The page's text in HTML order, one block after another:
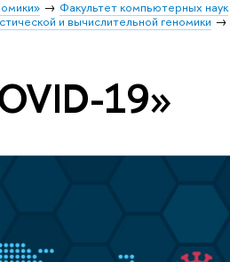
Факультет компьютерных наук
и вычислительной геномики
19»